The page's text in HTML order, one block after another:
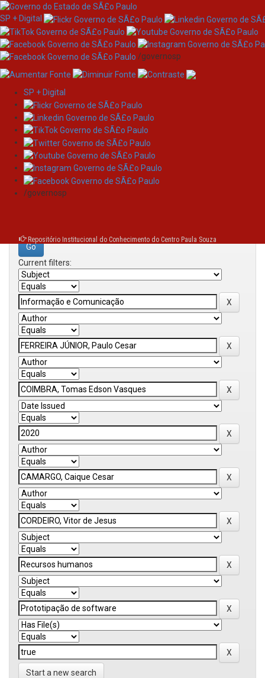
Skip
navigation
SP + Digital
/governosp
SP + Digital
/governosp
Repositório Institucional do Conhecimento do Centro Paula Souza
Search
Search:
Current filters:
Start a new search